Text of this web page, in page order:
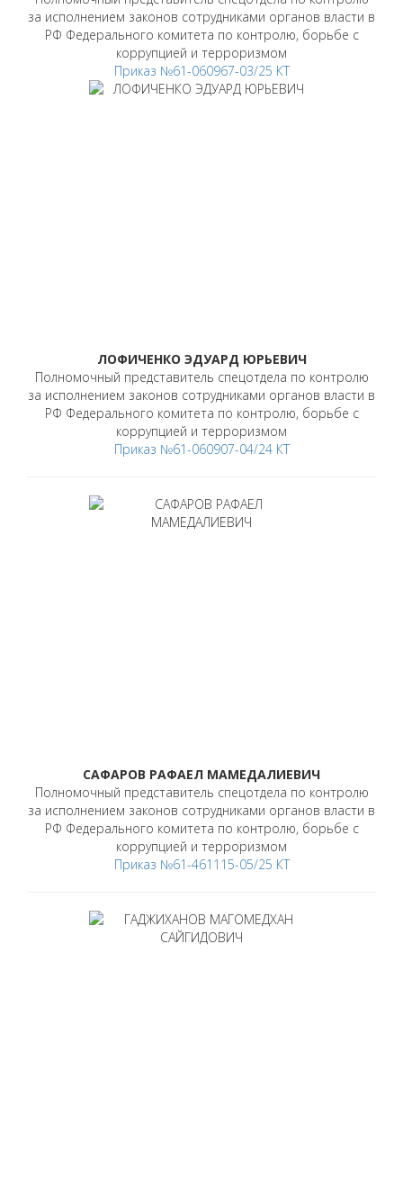
за исполнением законов сотрудниками органов власти в
РФ Федерального комитета по контролю, борьбе с
коррупцией и терроризмом
Приказ №61-060967-03/25 КТ
ЛОФИЧЕНКО ЭДУАРД ЮРЬЕВИЧ
Полномочный представитель спецотдела по контролю
за исполнением законов сотрудниками органов власти в
РФ Федерального комитета по контролю, борьбе с
коррупцией и терроризмом
Приказ №61-060907-04/24 КТ
САФАРОВ РАФАЕЛ МАМЕДАЛИЕВИЧ
Полномочный представитель спецотдела по контролю
за исполнением законов сотрудниками органов власти в
РФ Федерального комитета по контролю, борьбе с
коррупцией и терроризмом
Приказ №61-461115-05/25 КТ